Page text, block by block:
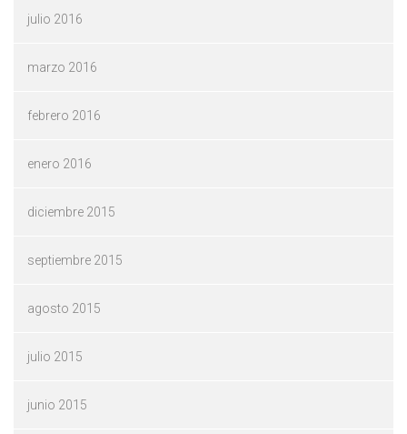
julio 2016
marzo 2016
febrero 2016
enero 2016
diciembre 2015
septiembre 2015
agosto 2015
julio 2015
junio 2015